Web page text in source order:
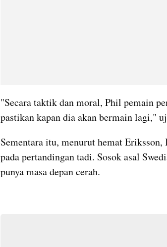
"Secara taktik dan moral, Phil pemain
pastikan kapan dia akan bermain lagi,"
Sementara itu, menurut hemat Eriksson,
pada pertandingan tadi. Sosok asal
punya masa depan cerah.